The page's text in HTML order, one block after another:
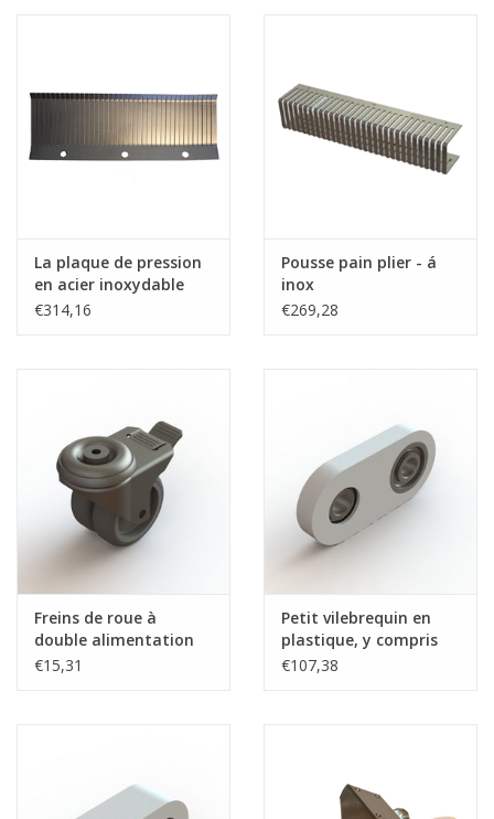
La plaque de pression
en acier inoxydable
WPS
€314,16
Pousse pain plier - á
inox
€269,28
Freins de roue à
double alimentation
€15,31
Petit vilebrequin en
plastique, y compris
les roulements pour
€107,38